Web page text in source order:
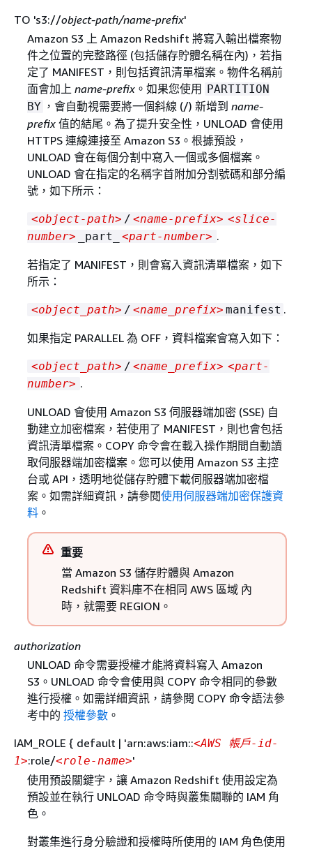
TO 's3://object-path/name-prefix'
Amazon S3 上 Amazon Redshift 將寫入輸出檔案物
件之位置的完整路徑 (包括儲存貯體名稱在內)，若指
定了 MANIFEST，則包括資訊清單檔案。物件名稱前
面會加上 name-prefix。如果您使用 PARTITION
BY ，會自動視需要將一個斜線 (/) 新增到 name-
prefix值的結尾。為了提升安全性，UNLOAD 會使用
HTTPS 連線連接至 Amazon S3。根據預設，
UNLOAD 會在每個分割中寫入一個或多個檔案。
UNLOAD 會在指定的名稱字首附加分割號碼和部分編
號，如下所示：
<object-path> / <name-prefix> <slice-
number>
_part_ <part-number> .
若指定了 MANIFEST，則會寫入資訊清單檔案，如下
所示：
<object_path> / <name_prefix> manifest .
如果指定 PARALLEL 為 OFF，資料檔案會寫入如下：
<object_path> / <name_prefix> <part-
number> .
UNLOAD 會使用 Amazon S3 伺服器端加密 (SSE) 自
動建立加密檔案，若使用了 MANIFEST，則也會包括
資訊清單檔案。COPY 命令會在載入操作期間自動讀
取伺服器端加密檔案。您可以使用 Amazon S3 主控
台或 API，透明地從儲存貯體下載伺服器端加密檔
案。如需詳細資訊，請參閱使用伺服器端加密保護資
料。
重要
當 Amazon S3 儲存貯體與 Amazon
Redshift 資料庫不在相同 AWS 區域 內
時，就需要 REGION。
authorization
UNLOAD 命令需要授權才能將資料寫入 Amazon
S3。UNLOAD 命令會使用與 COPY 命令相同的參數
進行授權。如需詳細資訊，請參閱 COPY 命令語法參
考中的 授權參數。
IAM_ROLE { default | 'arn:aws:iam::<AWS 帳戶-id-
1>:role/<role-name>'
使用預設關鍵字，讓 Amazon Redshift 使用設定為
預設並在執行 UNLOAD 命令時與叢集關聯的 IAM 角
色。
對叢集進行身分驗證和授權時所使用的 IAM 角色使用